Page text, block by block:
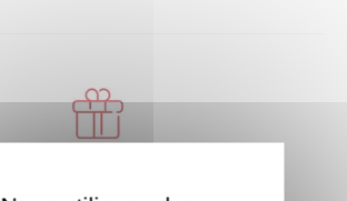
Livraison offerte